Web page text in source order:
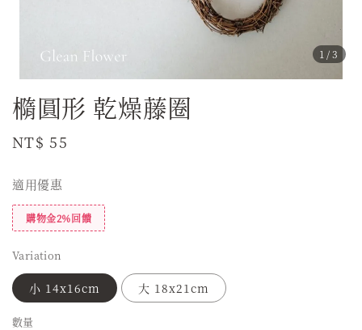
1 /3
橢圓形 乾燥藤圈
Regular
NT$ 55
適用優惠
購物金2%回饋
Variation
小 14x16cm 大 18x21cm
數量